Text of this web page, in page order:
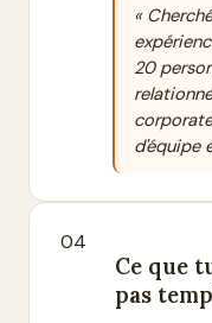
«
20
d'équipe
04
Ce que
pas